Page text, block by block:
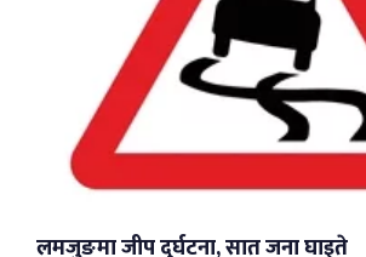
लमजुङमा जीप दुर्घटना, सात जना घाइते